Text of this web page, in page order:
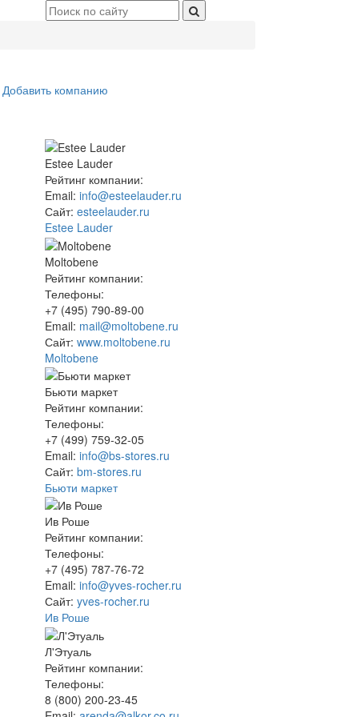
Добавить компанию
Estee Lauder
Рейтинг компании:
Email: info@esteelauder.ru
Сайт: esteelauder.ru
Estee Lauder
Moltobene
Рейтинг компании:
Телефоны:
+7 (495) 790-89-00
Email: mail@moltobene.ru
Сайт: www.moltobene.ru
Moltobene
Бьюти маркет
Рейтинг компании:
Телефоны:
+7 (499) 759-32-05
Email: info@bs-stores.ru
Сайт: bm-stores.ru
Бьюти маркет
Ив Роше
Рейтинг компании:
Телефоны:
+7 (495) 787-76-72
Email: info@yves-rocher.ru
Сайт: yves-rocher.ru
Ив Роше
Л'Этуаль
Рейтинг компании:
Телефоны:
8 (800) 200-23-45